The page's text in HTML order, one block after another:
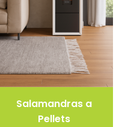
Salamandras a
Pellets